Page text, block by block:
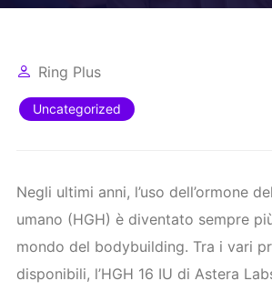
Ring Plus
Uncategorized
Negli ultimi anni, l’uso dell’ormone
umano (HGH) è diventato sempre
mondo del bodybuilding. Tra i vari
disponibili, l’HGH 16 IU di Astera